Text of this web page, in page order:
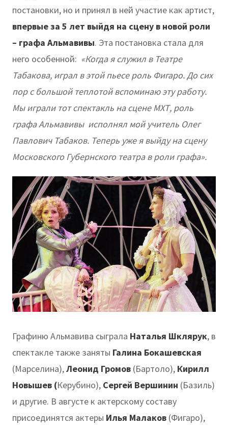
постановки, но и принял в ней участие как артист,
впервые за 5 лет выйдя на сцену в новой роли
– графа Альмавивы. Эта постановка стала для
него особенной: «Когда я служил в Театре
Табакова, играл в этой пьесе роль Фигаро. До сих
пор с большой теплотой вспоминаю эту работу.
Мы играли тот спектакль на сцене МХТ, роль
графа Альмавивы исполнял мой учитель Олег
Павлович Табаков. Теперь уже я выйду на сцену
Московского Губернского театра в роли графа».
Графиню Альмавива сыграла Наталья Шклярук, в
спектакле также заняты Галина Бокашевская
(Марселина),Леонид Громов (Бартоло), Кирилл
Новышев (Керубино), Сергей Вершинин (Базиль)
и другие. В августе к актерскому составу
присоединятся актеры Илья Малаков (Фигаро),